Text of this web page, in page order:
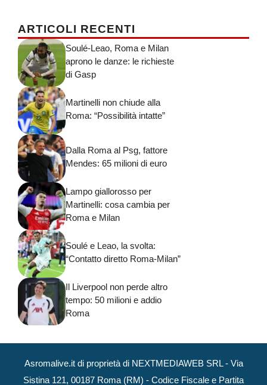
ARTICOLI RECENTI
Soulé-Leao, Roma e Milan
aprono le danze: le richieste
di Gasp
Martinelli non chiude alla
Roma: “Possibilità intatte”
Dalla Roma al Psg, fattore
Mendes: 65 milioni di euro
Lampo giallorosso per
Martinelli: cosa cambia per
Roma e Milan
Soulé e Leao, la svolta:
“Contatto diretto Roma-Milan”
Il Liverpool non perde altro
tempo: 50 milioni e addio
Roma
Asromalive.it di proprietà di NEXTMEDIAWEB SRL - Via
Sistina 121, 00187 Roma (RM) - Codice Fiscale e Partita